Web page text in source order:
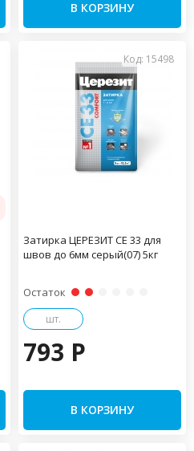
В КОРЗИНУ
Код: 15498
Затирка ЦЕРЕЗИТ CE 33 для
швов до 6мм серый(07) 5кг
Остаток
шт.
793 P
В КОРЗИНУ